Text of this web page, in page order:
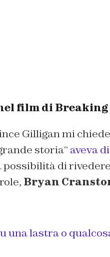
film di Breaking
Gilligan mi
storia“ aveva
di
Bryan
una lastra o